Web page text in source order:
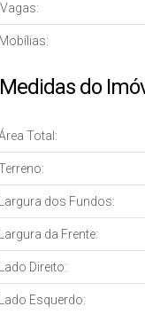
Vagas:
Mobílias:
Medidas do
Total:
Largura dos Fundos:
Largura da Frente:
Lado Direito:
Lado Esquerdo: